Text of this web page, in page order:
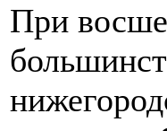
При